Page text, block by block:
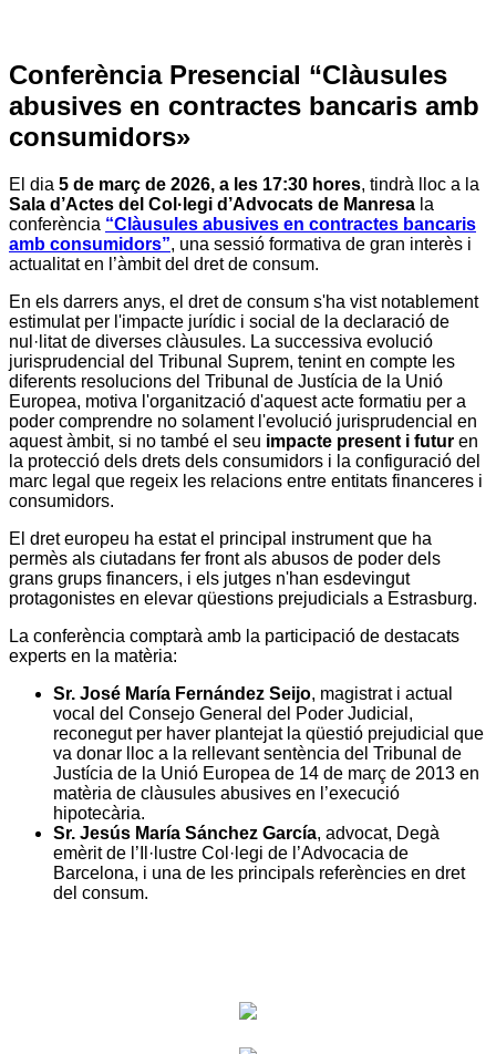
Conferència Presencial “Clàusules
abusives en contractes bancaris amb
consumidors»
El dia 5 de març de 2026, a les 17:30 hores, tindrà lloc a la
Sala d’Actes del Col·legi d’Advocats de Manresa la
conferència “Clàusules abusives en contractes bancaris
amb consumidors”, una sessió formativa de gran interès i
actualitat en l’àmbit del dret de consum.
En els darrers anys, el dret de consum s'ha vist notablement
estimulat per l'impacte jurídic i social de la declaració de
nul·litat de diverses clàusules. La successiva evolució
jurisprudencial del Tribunal Suprem, tenint en compte les
diferents resolucions del Tribunal de Justícia de la Unió
Europea, motiva l'organització d'aquest acte formatiu per a
poder comprendre no solament l'evolució jurisprudencial en
aquest àmbit, si no també el seu impacte present i futur en
la protecció dels drets dels consumidors i la configuració del
marc legal que regeix les relacions entre entitats financeres i
consumidors.
El dret europeu ha estat el principal instrument que ha
permès als ciutadans fer front als abusos de poder dels
grans grups financers, i els jutges n'han esdevingut
protagonistes en elevar qüestions prejudicials a Estrasburg.
La conferència comptarà amb la participació de destacats
experts en la matèria:
Sr. José María Fernández Seijo, magistrat i actual
vocal del Consejo General del Poder Judicial,
reconegut per haver plantejat la qüestió prejudicial que
va donar lloc a la rellevant sentència del Tribunal de
Justícia de la Unió Europea de 14 de març de 2013 en
matèria de clàusules abusives en l’execució
hipotecària.
Sr. Jesús María Sánchez García, advocat, Degà
emèrit de l’Il·lustre Col·legi de l’Advocacia de
Barcelona, i una de les principals referències en dret
del consum.